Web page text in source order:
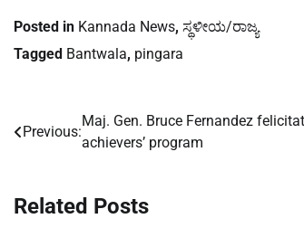
Posted in Kannada News, ಸ್ಥಳೀಯ/ರಾಜ್ಯ
Tagged Bantwala, pingara
Post
Previous:
Maj. Gen. Bruce Fernandez
achievers’ program
Related Posts